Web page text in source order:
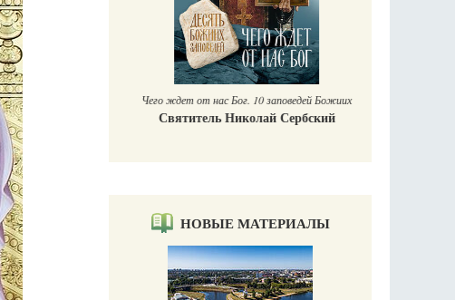
Чего ждет от нас Бог. 10 заповедей Божиих
Святитель Николай Сербский
НОВЫЕ МАТЕРИАЛЫ